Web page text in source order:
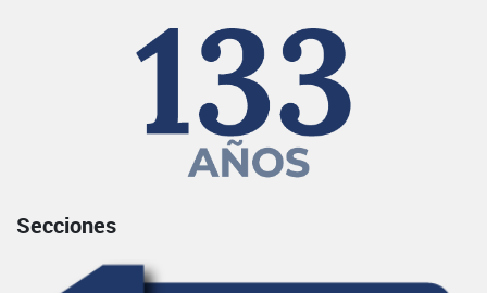
Secciones